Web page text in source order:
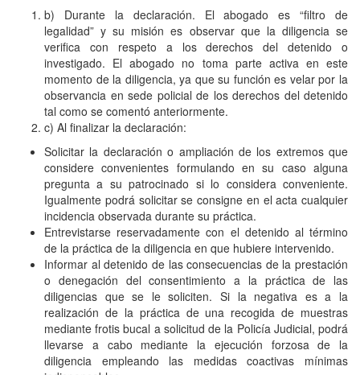
b) Durante la declaración. El abogado es “filtro de
legalidad” y su misión es observar que la diligencia se
verifica con respeto a los derechos del detenido o
investigado. El abogado no toma parte activa en este
momento de la diligencia, ya que su función es velar por la
observancia en sede policial de los derechos del detenido
tal como se comentó anteriormente.
c) Al finalizar la declaración:
Solicitar la declaración o ampliación de los extremos que
considere convenientes formulando en su caso alguna
pregunta a su patrocinado si lo considera conveniente.
Igualmente podrá solicitar se consigne en el acta cualquier
incidencia observada durante su práctica.
Entrevistarse reservadamente con el detenido al término
de la práctica de la diligencia en que hubiere intervenido.
Informar al detenido de las consecuencias de la prestación
o denegación del consentimiento a la práctica de las
diligencias que se le soliciten. Si la negativa es a la
realización de la práctica de una recogida de muestras
mediante frotis bucal a solicitud de la Policía Judicial, podrá
llevarse a cabo mediante la ejecución forzosa de la
diligencia empleando las medidas coactivas mínimas